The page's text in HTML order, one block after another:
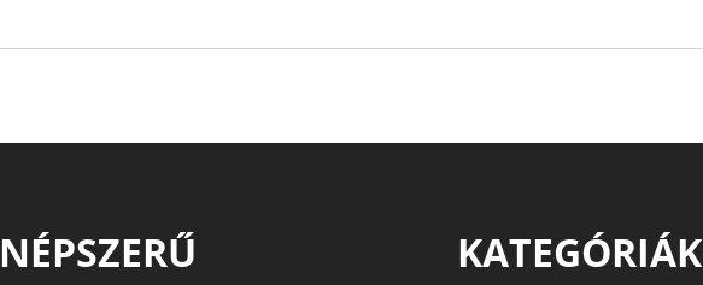
NÉPSZERŰ KATEGÓRIÁK